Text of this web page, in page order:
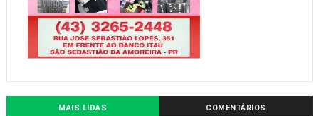
MAIS LIDAS COMENTÁRIOS